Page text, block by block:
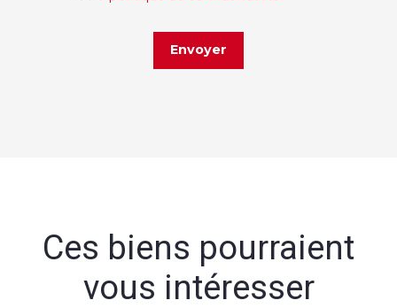
Envoyer
Ces biens pourraient
vous intéresser